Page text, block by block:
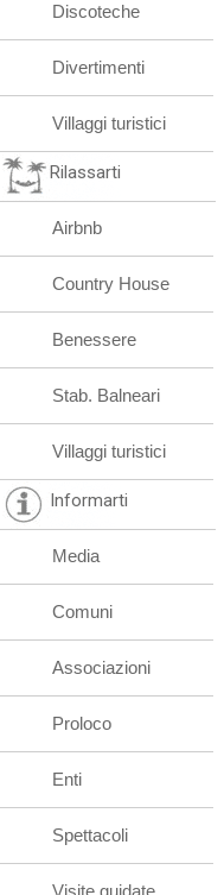
Discoteche
Divertimenti
Villaggi turistici
Rilassarti
Airbnb
Country House
Benessere
Stab. Balneari
Villaggi turistici
Informarti
Media
Comuni
Associazioni
Proloco
Enti
Spettacoli
Visite guidate